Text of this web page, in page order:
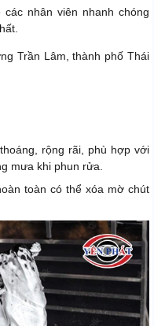
nhân viên nhanh chóng
Trần Lâm, thành phố Thái
rộng rãi, phù hợp với
mưa khi phun rửa.
toàn có thể xóa mờ chút